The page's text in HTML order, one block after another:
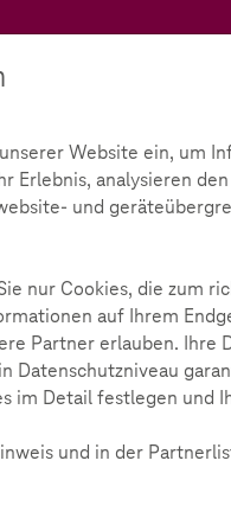
selbst umgesetzt
zu reflektieren. Die
Website ein, um
Erlebnis, analysieren
und
nur Cookies, die zum
auf Ihrem
Partner erlauben. Ihre
im Detail festlegen und
und in der